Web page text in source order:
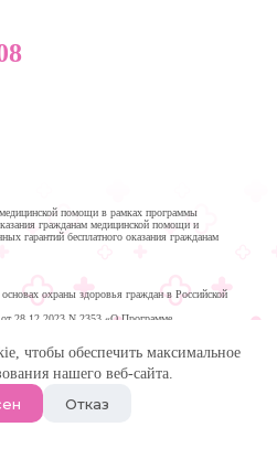
чтобы обеспечить максимальное
нашего веб-сайта.
Отказ
помощи в рамках программы
гражданам медицинской помощи и
гарантий бесплатного оказания гражданам
охраны здоровья граждан в Российской
28.12.2023 N 2353 «О Программе
бесплатного оказания гражданам медицинской
и на плановый период 2025 и 2026 годов
| Многопрофильная клиника в